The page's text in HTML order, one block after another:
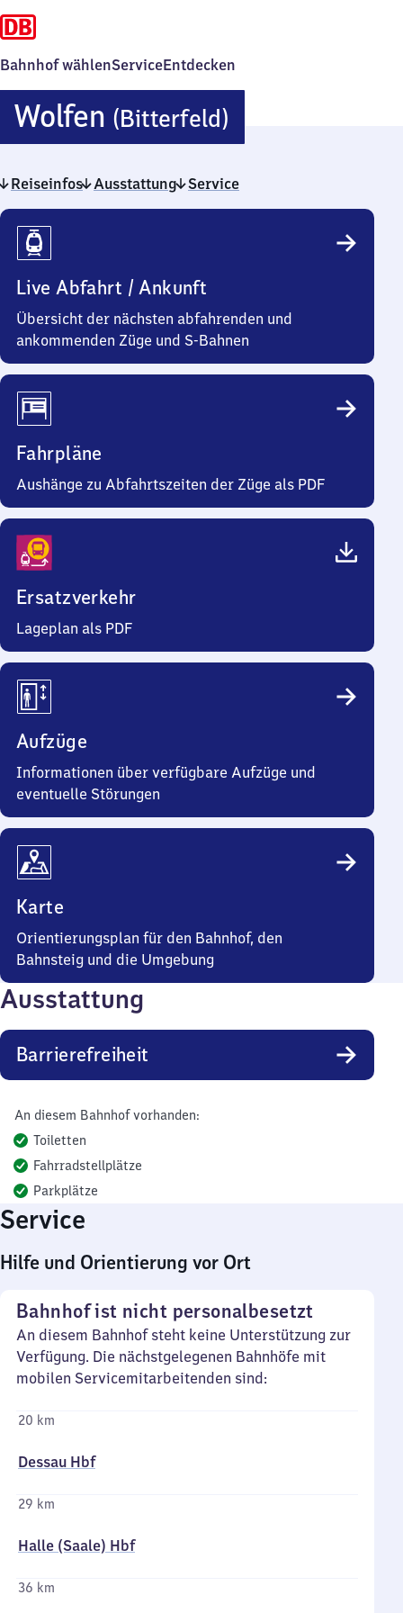
Bahnhof wählenServiceEntdecken
Wolfen (Bitterfeld)
(Bitterfeld)
Reiseinfos Ausstattung Service
Reiseinfos
Live Abfahrt / Ankunft
Übersicht der nächsten abfahrenden und
ankommenden Züge und S-Bahnen
Fahrpläne
Aushänge zu Abfahrtszeiten der Züge als PDF
Ersatzverkehr
Lageplan als PDF
Aufzüge
Informationen über verfügbare Aufzüge und
eventuelle Störungen
Karte
Orientierungsplan für den Bahnhof, den
Bahnsteig und die Umgebung
Ausstattung
Barrierefreiheit
An diesem Bahnhof vorhanden:
Toiletten
Fahrradstellplätze
Parkplätze
Service
Hilfe und Orientierung vor Ort
Bahnhof ist nicht personalbesetzt
An diesem Bahnhof steht keine Unterstützung zur
Verfügung. Die nächstgelegenen Bahnhöfe mit
mobilen Servicemitarbeitenden sind:
20 km
Dessau Hbf
29 km
Halle (Saale) Hbf
36 km